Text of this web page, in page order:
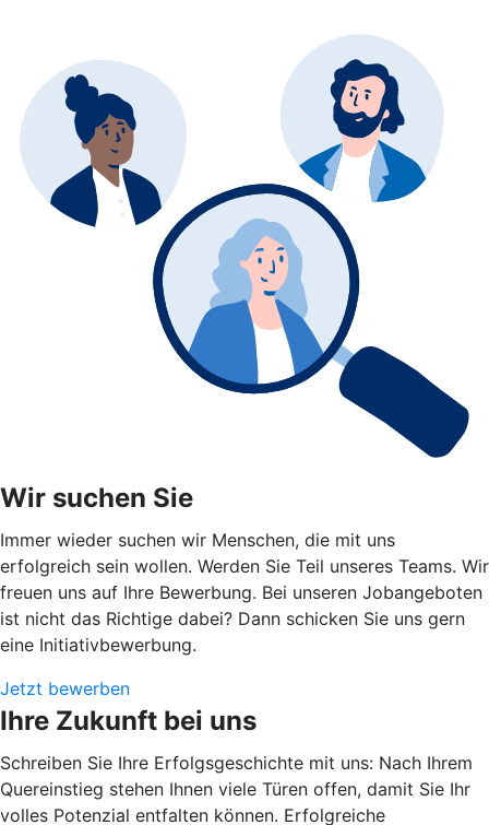
Wir suchen Sie
Immer wieder suchen wir Menschen, die mit uns
erfolgreich sein wollen. Werden Sie Teil unseres Teams. Wir
freuen uns auf Ihre Bewerbung. Bei unseren Jobangeboten
ist nicht das Richtige dabei? Dann schicken Sie uns gern
eine Initiativbewerbung.
Jetzt bewerben
Ihre Zukunft bei uns
Schreiben Sie Ihre Erfolgsgeschichte mit uns: Nach Ihrem
Quereinstieg stehen Ihnen viele Türen offen, damit Sie Ihr
volles Potenzial entfalten können. Erfolgreiche